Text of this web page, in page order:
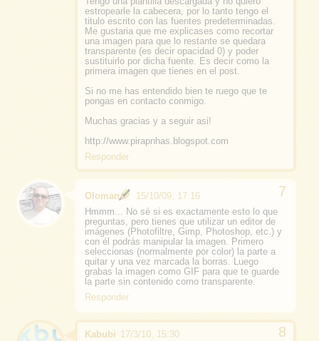
estropearle la cabecera, por lo tanto tengo el
titulo escrito con las fuentes predeterminadas.
Me gustaria que me explicases como recortar
una imagen para que lo restante se quedara
transparente (es decir opacidad 0) y poder
sustituirlo por dicha fuente. Es decir como la
primera imagen que tienes en el post.
Si no me has entendido bien te ruego que te
pongas en contacto conmigo.
Muchas gracias y a seguir asi!
http://www.pirapnhas.blogspot.com
Responder
Oloman
15/10/09, 17:16
Hmmm... No sé si es exactamente esto lo que
preguntas, pero tienes que utilizar un editor de
imágenes (Photofiltre, Gimp, Photoshop, etc.) y
con él podrás manipular la imagen. Primero
seleccionas (normalmente por color) la parte a
quitar y una vez marcada la borras. Luego
grabas la imagen como GIF para que te guarde
la parte sin contenido como transparente.
Responder
Kabubi 17/3/10, 15:30